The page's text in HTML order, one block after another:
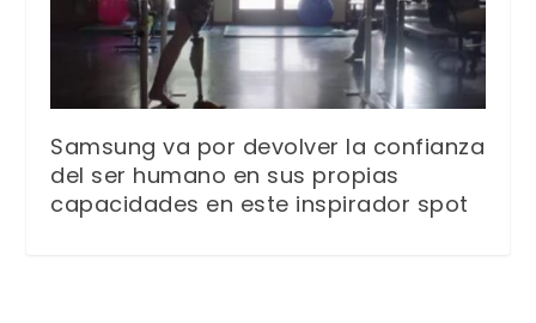
Samsung va por devolver la confianza
del ser humano en sus propias
capacidades en este inspirador spot